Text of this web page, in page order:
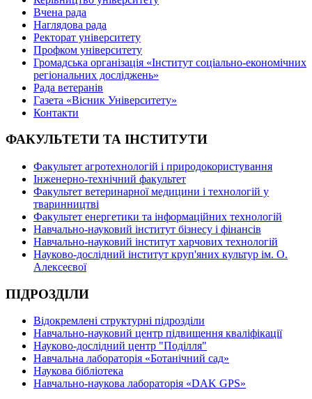
Вчена рада
Наглядова рада
Ректорат університету
Профком університету
Громадська організація «Інститут соціально-економічних
регіональних досліджень»
Рада ветеранів
Газета «Вісник Університету»
Контакти
ФАКУЛЬТЕТИ ТА ІНСТИТУТИ
Факультет агротехнологій і природокористування
Інженерно-технічний факультет
Факультет ветеринарної медицини і технологій у
тваринництві
Факультет енергетики та інформаційних технологій
Навчально-науковий інститут бізнесу і фінансів
Навчально-науковий інститут харчових технологій
Науково-дослідний інститут круп'яних культур ім. О.
Алексеєвої
ПІДРОЗДІЛИ
Відокремлені структурні підрозділи
Навчально-науковий центр підвищення кваліфікації
Науково-дослідний центр "Поділля"
Навчальна лабораторія «Ботанічний сад»
Наукова бібліотека
Навчально-наукова лабораторія «DAK GPS»